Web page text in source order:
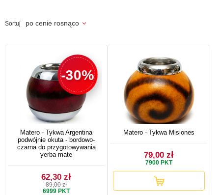
Sortuj po cenie rosnąco
-30%
Matero - Tykwa Argentina
podwójnie okuta - bordowo-
czarna do przygotowywania
yerba mate
62,30 zł
89,00 zł
6999 PKT
Matero - Tykwa Misiones
79,00 zł
7900 PKT